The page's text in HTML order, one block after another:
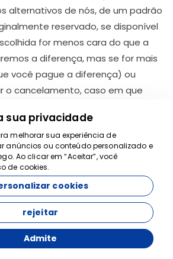
alternativos de nós, de um padrão
reservado, se disponível
for menos cara do que a
a diferença, mas se for mais
você pague a diferença) ou
o cancelamento, caso em que
você nos pagou. No entanto,
reserva confirmada 12 semanas
partida, exceto por razões de
explicado acima) ou falha por sua
pagamento total no prazo. Devido
dos eventos de Força Maior, não
por quaisquer alterações antes
a férias, que em nossa opinião
para proteger sua segurança.
sua privacidade
melhorar sua experiência de
anúncios ou conteúdo personalizado e
Ao clicar em “Aceitar”, você
de cookies.
cookies
rejeitar
Admite
Estamos aqui para